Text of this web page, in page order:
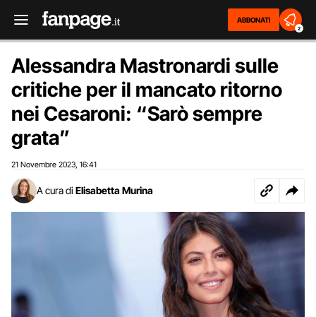
ABBONATI
2
Alessandra Mastronardi sulle
critiche per il mancato ritorno
nei Cesaroni: “Sarò sempre
grata”
21 Novembre 2023 16:41
A cura di Elisabetta Murina